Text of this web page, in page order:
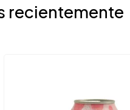
recientemente